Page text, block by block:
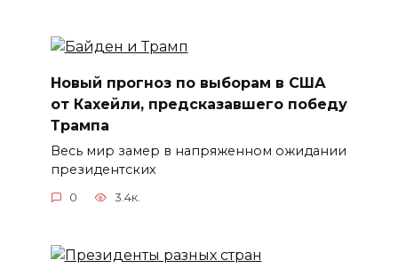
Новый прогноз по выборам в США
от Кахейли, предсказавшего победу
Трампа
Весь мир замер в напряженном ожидании
президентских
0 3.4к.